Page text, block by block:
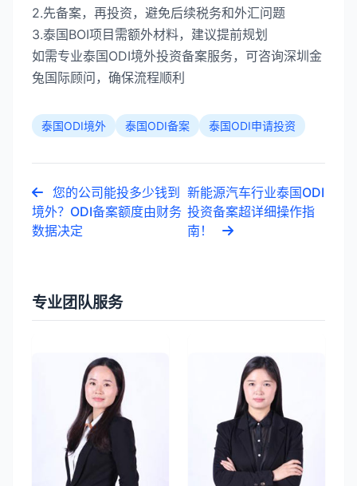
2.先备案，再投资，避免后续税务和外汇问题
3.泰国BOI项目需额外材料，建议提前规划
如需专业泰国ODI境外投资备案服务，可咨询深圳金
兔国际顾问，确保流程顺利
泰国ODI境外 泰国ODI备案 泰国ODI申请投资
​您的公司能投多少钱到
境外？ODI备案额度由财务
数据决定
新能源汽车行业泰国ODI
投资备案超详细操作指
南！
专业团队服务